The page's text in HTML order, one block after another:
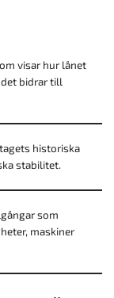
visar hur lånet
bidrar till
historiska
stabilitet.
som
maskiner